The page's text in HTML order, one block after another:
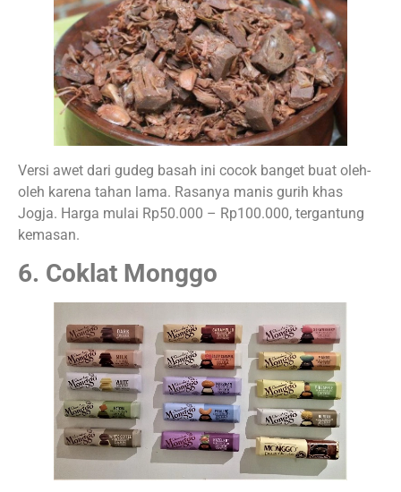
Versi awet dari gudeg basah ini cocok banget buat oleh-
oleh karena tahan lama. Rasanya manis gurih khas
Jogja. Harga mulai Rp50.000 – Rp100.000, tergantung
kemasan.
6. Coklat Monggo